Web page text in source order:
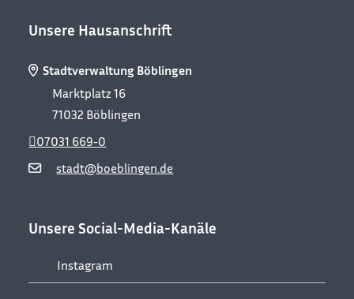
Unsere Hausanschrift
Stadtverwaltung Böblingen
Marktplatz 16
71032 Böblingen
stadt@boeblingen.de
07031 669-0
Unsere Social-Media-Kanäle
Instagram